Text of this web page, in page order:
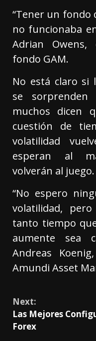
“Tener un fondo
no funcionaba
Adrian Owens,
fondo GAM.
No está claro si
se
muchos dicen
cuestión de
volatilidad
esperan al
volverán al juego.
“No espero
volatilidad,
tanto tiempo
aumente sea
Andreas
Amundi Asset
Next:
Las Mejores
Forex